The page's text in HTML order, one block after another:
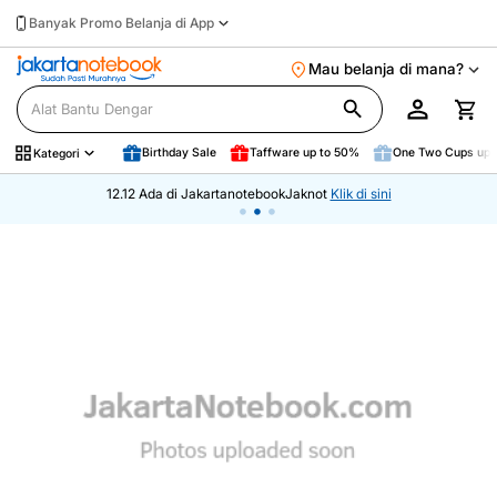
Banyak Promo Belanja di App
Mau belanja di mana?
Kategori Birthday Sale Taffware up to 50% One Two Cups up
12.12 Ada di JakartanotebookJaknot Klik di sini
• • •